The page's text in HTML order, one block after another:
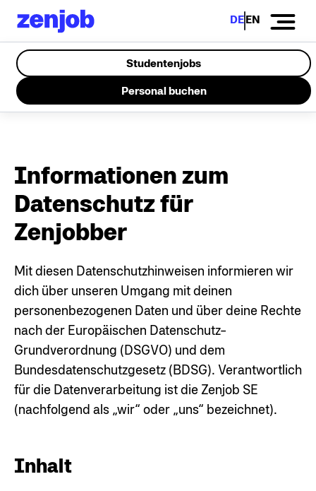
DEEN
Studentenjobs
Personal buchen
Informationen zum
Datenschutz für
Zenjobber
Mit diesen Datenschutzhinweisen informieren wir
dich über unseren Umgang mit deinen
personenbezogenen Daten und über deine Rechte
nach der Europäischen Datenschutz-
Grundverordnung (DSGVO) und dem
Bundesdatenschutzgesetz (BDSG). Verantwortlich
für die Datenverarbeitung ist die Zenjob SE
(nachfolgend als „wir“ oder „uns“ bezeichnet).
Inhalt